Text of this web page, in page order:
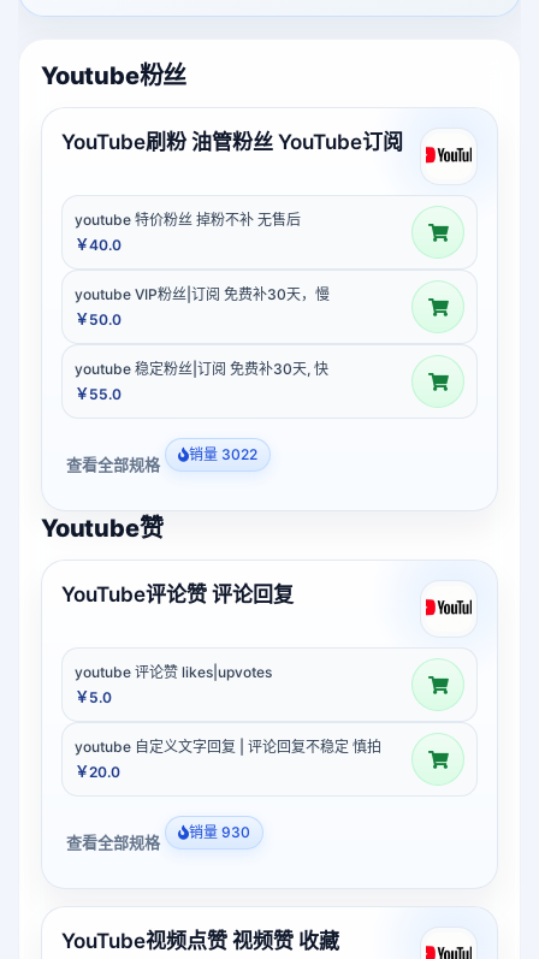
Youtube粉丝
YouTube刷粉 油管粉丝 YouTube订阅
youtube 特价粉丝 掉粉不补 无售后
￥40.0
youtube VIP粉丝|订阅 免费补30天，慢
￥50.0
youtube 稳定粉丝|订阅 免费补30天, 快
￥55.0
查看全部规格 销量 3022
Youtube赞
YouTube评论赞 评论回复
youtube 评论赞 likes|upvotes
￥5.0
youtube 自定义文字回复 | 评论回复不稳定 慎拍
￥20.0
查看全部规格 销量 930
YouTube视频点赞 视频赞 收藏